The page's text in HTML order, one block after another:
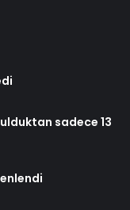
sadece 13